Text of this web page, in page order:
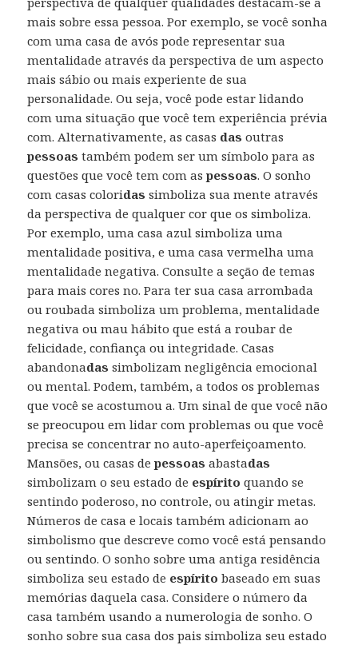
mais sobre essa pessoa. Por exemplo, se você sonha
com uma casa de avós pode representar sua
mentalidade através da perspectiva de um aspecto
mais sábio ou mais experiente de sua
personalidade. Ou seja, você pode estar lidando
com uma situação que você tem experiência prévia
com. Alternativamente, as casas das outras
pessoas também podem ser um símbolo para as
questões que você tem com aspessoas. O sonho
com casas coloridas simboliza sua mente através
da perspectiva de qualquer cor que os simboliza.
Por exemplo, uma casa azul simboliza uma
mentalidade positiva, e uma casa vermelha uma
mentalidade negativa. Consulte a seção de temas
para mais cores no. Para ter sua casa arrombada
ou roubada simboliza um problema, mentalidade
negativa ou mau hábito que está a roubar de
felicidade, confiança ou integridade. Casas
abandonadas simbolizam negligência emocional
ou mental. Podem, também, a todos os problemas
que você se acostumou a. Um sinal de que você não
se preocupou em lidar com problemas ou que você
precisa se concentrar no auto-aperfeiçoamento.
Mansões, ou casas depessoas abastadas
simbolizam o seu estado de espírito quando se
sentindo poderoso, no controle, ou atingir metas.
Números de casa e locais também adicionam ao
simbolismo que descreve como você está pensando
ou sentindo. O sonho sobre uma antiga residência
simboliza seu estado de espírito baseado em suas
memórias daquela casa. Considere o número da
casa também usando a numerologia de sonho. O
sonho sobre sua casa dos pais simboliza seu estado